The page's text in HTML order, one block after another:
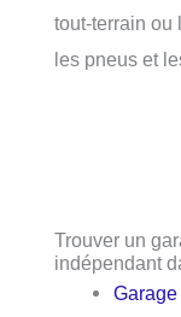
tout-terrain ou
les pneus et
Trouver un
indépendant